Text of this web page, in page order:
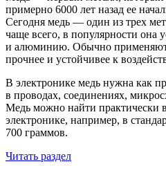
примерно 6000 лет назад ее
Сегодня медь — один из трех
чаще всего, в популярности она
и алюминию. Обычно
прочнее и устойчивее к
В электронике медь нужна как
в проводах, соединениях,
Медь можно найти практически
электронике, например, в
700 граммов.
Читать раздел